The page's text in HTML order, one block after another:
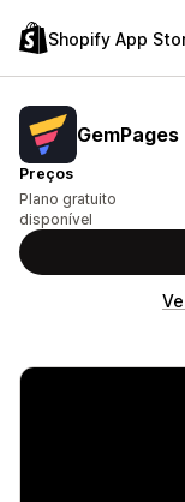
Shopify App
Preços
Plano gratuito
disponível